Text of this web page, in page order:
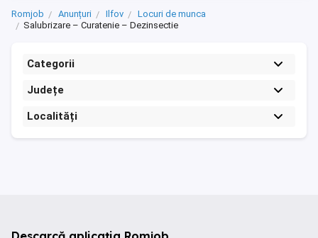
Romjob Anunțuri Ilfov
Locuri de munca
Salubrizare – Curatenie – Dezinsectie
Categorii
Județe
Localități